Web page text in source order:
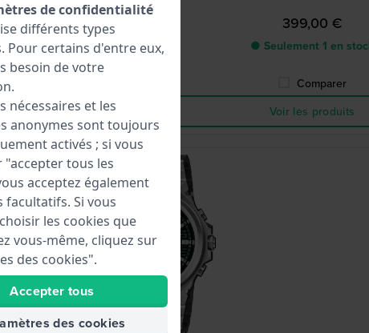
399,00 €
● Seulement 1 en
Comparer
Voir les produits
de confidentialité
différents types
. Pour certains d'entre eux,
besoin de votre
nécessaires et les
anonymes sont toujours
activés ; si vous
"accepter tous les
acceptez également
facultatifs. Si vous
les cookies que
vous-même, cliquez sur
des cookies".
Accepter tous
des cookies